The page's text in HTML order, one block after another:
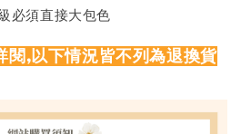
必須直接大包色
閱,以下情況皆不列為退換貨